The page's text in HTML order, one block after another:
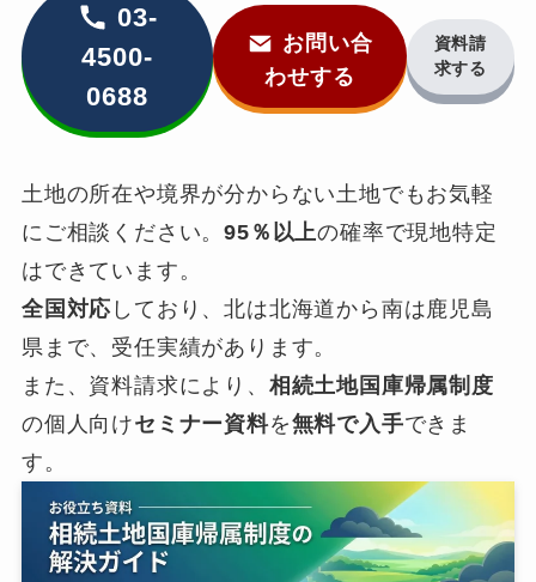
03-
4500-
0688
お問い合
わせする
資料請
求する
土地の所在や境界が分からない土地でもお気軽
にご相談ください。95％以上の確率で現地特定
はできています。
全国対応 しており、北は北海道から南は鹿児島
県まで、受任実績があります。
また、資料請求により、 相続土地国庫帰属制度
の個人向けセミナー資料を無料で入手できま
す。